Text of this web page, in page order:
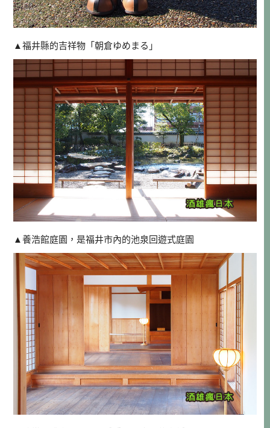
▲福井縣的吉祥物「朝倉ゆめまる」
▲養浩館庭園，是福井市內的池泉回遊式庭園